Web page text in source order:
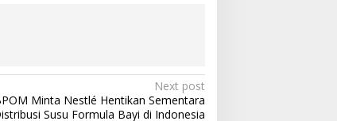
Next post
Minta Nestlé Hentikan Sementara
Susu Formula Bayi di Indonesia